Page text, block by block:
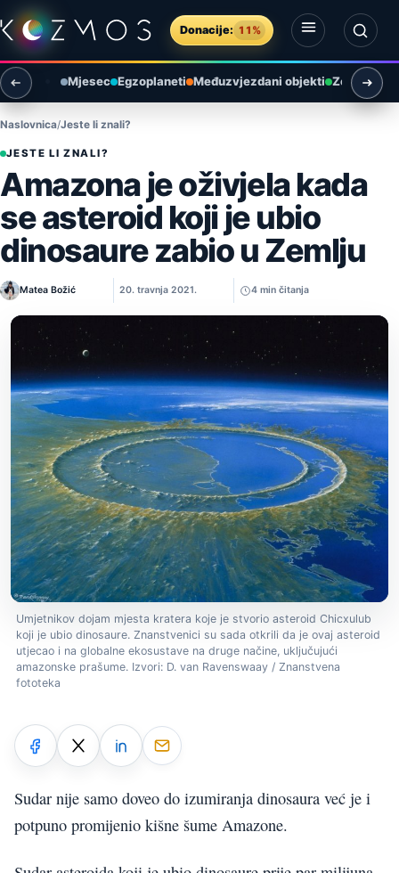
Preskoči na sadržaj
Donacije: 11%
Otvori izbornik
Otvori pretragu
Mjesec Egzoplaneti Međuzvjezdani objekti Zemlja i
Naslovnica Jeste li znali?
JESTE LI ZNALI?
Amazona je oživjela kada
se asteroid koji je ubio
dinosaure zabio u Zemlju
Matea Božić 20. travnja 2021. 4 min čitanja
Umjetnikov dojam mjesta kratera koje je stvorio asteroid Chicxulub
koji je ubio dinosaure. Znanstvenici su sada otkrili da je ovaj asteroid
utjecao i na globalne ekosustave na druge načine, uključujući
amazonske prašume. Izvori: D. van Ravenswaay / Znanstvena
fototeka
Sudar nije samo doveo do izumiranja dinosaura već je i
potpuno promijenio kišne šume Amazone.